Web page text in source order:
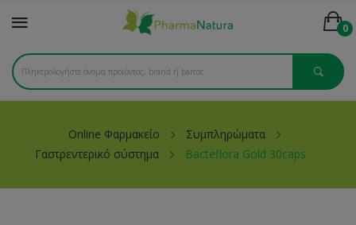
0
Online Φαρμακείο
Συμπληρώματα
Γαστρεντερικό σύστημα
Bacteflora Gold 30caps